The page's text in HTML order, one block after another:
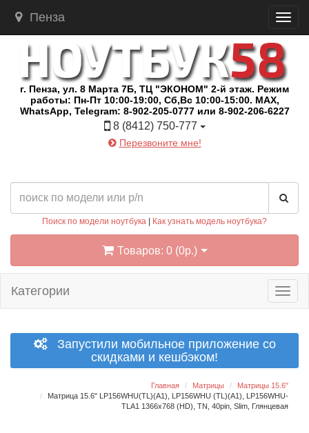
Пенза
г. Пенза, ул. 8 Марта 7Б, ТЦ "ЭКОНОМ" 2-й этаж. Режим
работы: Пн-Пт 10:00-19:00, Сб,Вс 10:00-15:00. MAX,
WhatsApp, Telegram: 8-902-205-0777 или 8-902-206-6227
8 (8412) 750-777
Перезвоните мне!
Поиск по модели ноутбука Как узнать модель ноутбука?
Товаров: 0 (0р.)
Категории
Запустили мобильное приложение со
скидками и кешбэком!
Главная Матрицы
Матрицы 15.6"
Матрица 15.6" LP156WHU(TL)(A1), LP156WHU (TL)(A1), LP156WHU-
TLA1 1366x768 (HD), TN, 40pin, Slim, Глянцевая